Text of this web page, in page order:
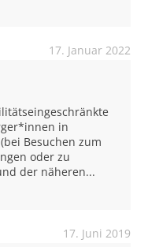
17. Januar 2022
in
Besuchen zum
oder zu
der näheren...
17. Juni 2019